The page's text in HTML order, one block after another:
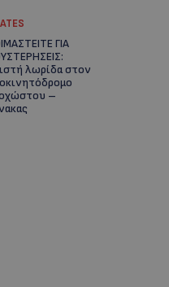
ΓΙΑ
λωρίδα στον
–